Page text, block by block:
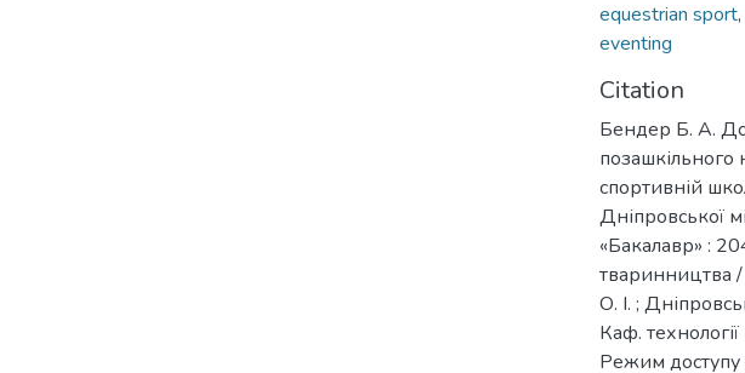
equestrian sport,
eventing
Citation
Бендер Б. А.
позашкільного
спортивній
Дніпровської
«Бакалавр» :
тваринництва
О. І. ;
Каф.
Режим доступу